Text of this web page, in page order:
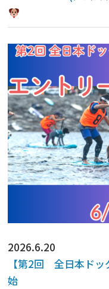
2026.6.20
【第2回 全日本ドッ
始